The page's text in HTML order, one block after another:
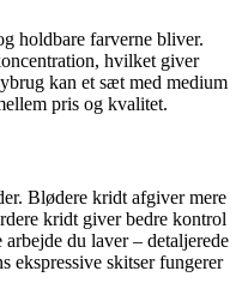
holdbare farverne bliver.
hvilket giver
kan et sæt med medium
pris og kvalitet.
Blødere kridt afgiver mere
kridt giver bedre kontrol
du laver – detaljerede
ekspressive skitser fungerer